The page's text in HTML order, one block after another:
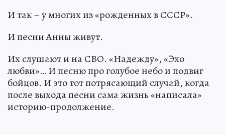
И так – у многих из «рожденных в СССР».
И песни Анны живут.
Их слушают и на СВО. «Надежду», «Эхо
любви»… И песню про голубое небо и подвиг
бойцов. И это тот потрясающий случай, когда
после выхода песни сама жизнь «написала»
историю-продолжение.